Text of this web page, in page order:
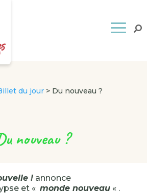
du jour > Du nouveau ?
nouveau ?
!annonce
et « monde nouveau « .